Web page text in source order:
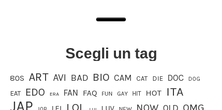
Scegli un tag
80S ART AVI BAD BIO CAM CAT DIE DOC DOG
EAT EDO ERA FAN FAQ FUN GAY HIT HOT ITA
JAP LOL NOW OMG